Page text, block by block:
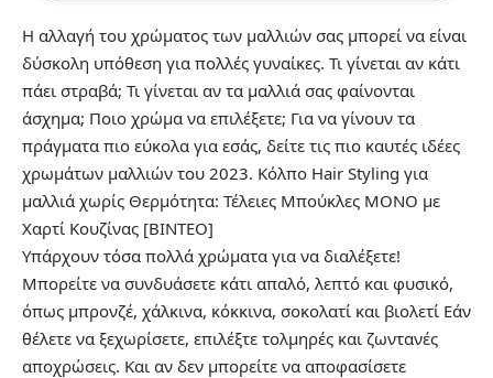
Η αλλαγή του χρώματος των μαλλιών σας μπορεί να είναι
δύσκολη υπόθεση για πολλές γυναίκες. Τι γίνεται αν κάτι
πάει στραβά; Τι γίνεται αν τα μαλλιά σας φαίνονται
άσχημα; Ποιο χρώμα να επιλέξετε; Για να γίνουν τα
πράγματα πιο εύκολα για εσάς, δείτε τις πιο καυτές ιδέες
χρωμάτων μαλλιών του 2023. Κόλπο Hair Styling για
μαλλιά χωρίς Θερμότητα: Τέλειες Μπούκλες ΜΟΝΟ με
Χαρτί Κουζίνας [ΒΙΝΤΕΟ]
Υπάρχουν τόσα πολλά χρώματα για να διαλέξετε!
Μπορείτε να συνδυάσετε κάτι απαλό, λεπτό και φυσικό,
όπως μπρονζέ, χάλκινα, κόκκινα, σοκολατί και βιολετί Εάν
θέλετε να ξεχωρίσετε, επιλέξτε τολμηρές και ζωντανές
αποχρώσεις. Και αν δεν μπορείτε να αποφασίσετε